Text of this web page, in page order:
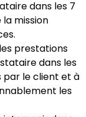
dans les 7
mission
prestations
dans les
par le client et à
les